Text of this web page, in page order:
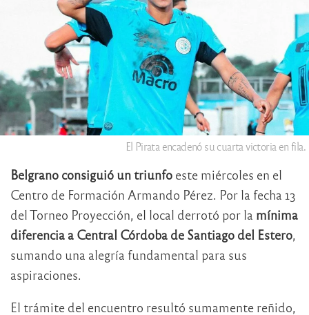
El Pirata encadenó su cuarta victoria en fila.
Belgrano consiguió un triunfo este miércoles en el
Centro de Formación Armando Pérez. Por la fecha 13
del Torneo Proyección, el local derrotó por la mínima
diferencia a Central Córdoba de Santiago del Estero,
sumando una alegría fundamental para sus
aspiraciones.
El trámite del encuentro resultó sumamente reñido,